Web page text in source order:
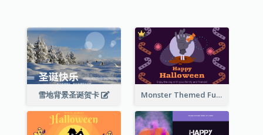
雪地背景圣诞贺卡 Monster Themed Fun Halloween Greeting Card